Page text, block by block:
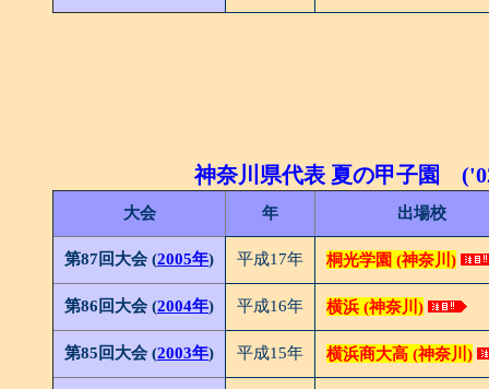
神奈川県代表 夏の甲子園
大会 年 出場校
第87回大会 (2005年) 平成17年 桐光学園 (神奈川)
第86回大会 (2004年) 平成16年 横浜 (神奈川)
第85回大会 (2003年) 平成15年 横浜商大高 (神奈川)